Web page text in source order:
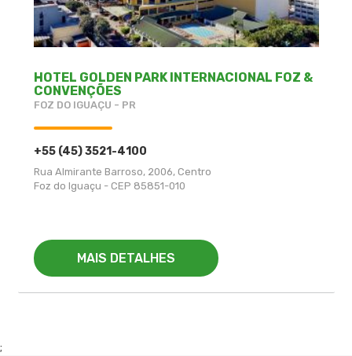
HOTEL GOLDEN PARK INTERNACIONAL FOZ &
CONVENÇÕES
FOZ DO IGUAÇU - PR
+55 (45) 3521-4100
Rua Almirante Barroso, 2006, Centro
Foz do Iguaçu - CEP 85851-010
MAIS DETALHES
;